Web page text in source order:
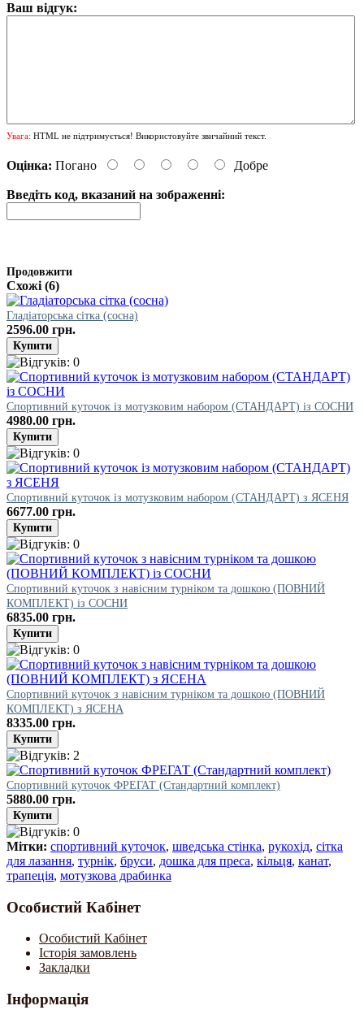
Ваш відгук:
Увага: HTML не підтримується! Використовуйте звичайний текст.
Оцінка: Погано Добре
Введіть код, вказаний на зображенні:
Продовжити
Схожі (6)
Гладіаторська сітка (сосна)
2596.00 грн.
Спортивний куточок із мотузковим набором (СТАНДАРТ) із СОСНИ
4980.00 грн.
Спортивний куточок із мотузковим набором (СТАНДАРТ) з ЯСЕНЯ
6677.00 грн.
Спортивний куточок з навісним турніком та дошкою (ПОВНИЙ
КОМПЛЕКТ) із СОСНИ
6835.00 грн.
Спортивний куточок з навісним турніком та дошкою (ПОВНИЙ
КОМПЛЕКТ) з ЯСЕНА
8335.00 грн.
Спортивний куточок ФРЕГАТ (Стандартний комплект)
5880.00 грн.
Мітки: спортивний куточок, шведська стінка, рукохід, сітка
для лазання, турнік, бруси, дошка для преса, кільця, канат,
трапеція, мотузкова драбинка
Особистий Кабінет
Особистий Кабінет
Історія замовлень
Закладки
Інформація